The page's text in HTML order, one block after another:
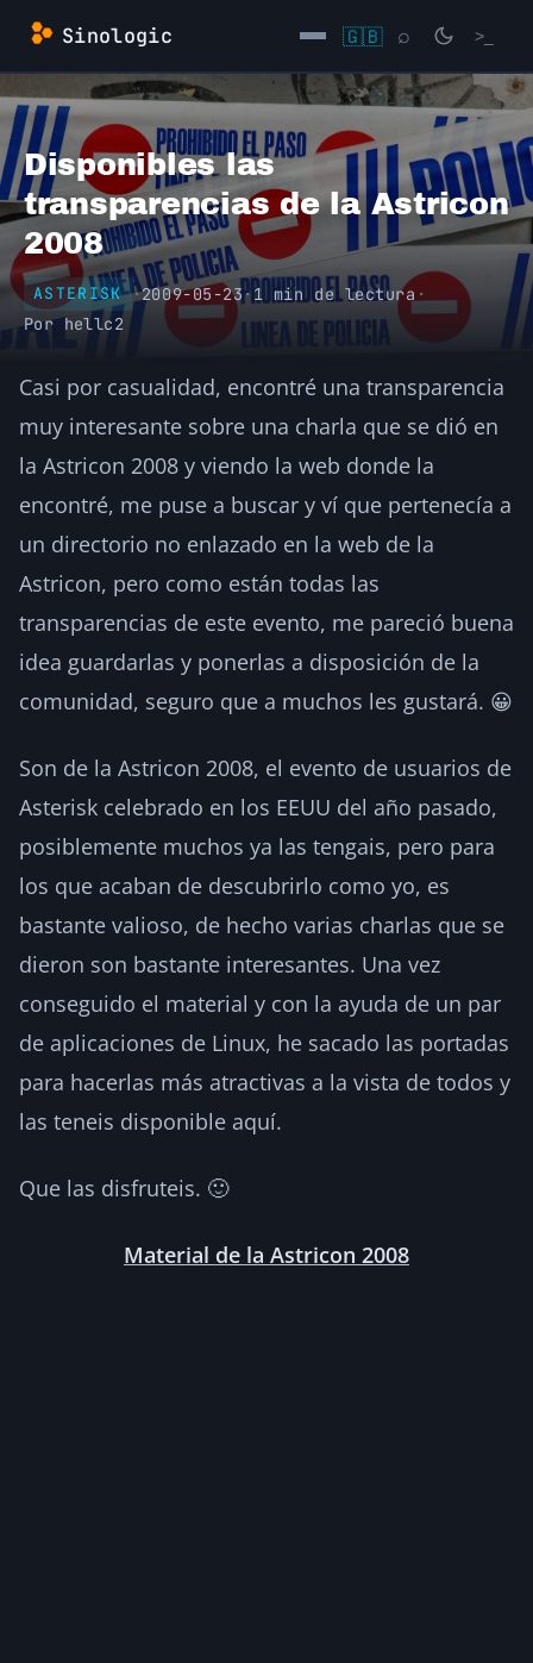
Saltar
contenido
Sinologic 🇬🇧 ⌕ >_
→
Disponibles las
transparencias de la Astricon
2008
ASTERISK ·2009-05-23· 1 min de lectura ·
Porhellc2
Casi por casualidad, encontré una transparencia
muy interesante sobre una charla que se dió en
la Astricon 2008 y viendo la web donde la
encontré, me puse a buscar y ví que pertenecía a
un directorio no enlazado en la web de la
Astricon, pero como están todas las
transparencias de este evento, me pareció buena
idea guardarlas y ponerlas a disposición de la
comunidad, seguro que a muchos les gustará. 😀
Son de la Astricon 2008, el evento de usuarios de
Asterisk celebrado en los EEUU del año pasado,
posiblemente muchos ya las tengais, pero para
los que acaban de descubrirlo como yo, es
bastante valioso, de hecho varias charlas que se
dieron son bastante interesantes. Una vez
conseguido el material y con la ayuda de un par
de aplicaciones de Linux, he sacado las portadas
para hacerlas más atractivas a la vista de todos y
las teneis disponible aquí.
Que las disfruteis. 🙂
Material de la Astricon 2008